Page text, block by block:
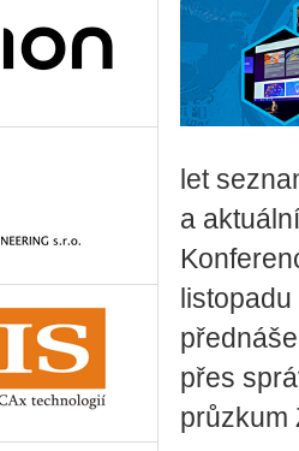
let
a
přes
průzkum